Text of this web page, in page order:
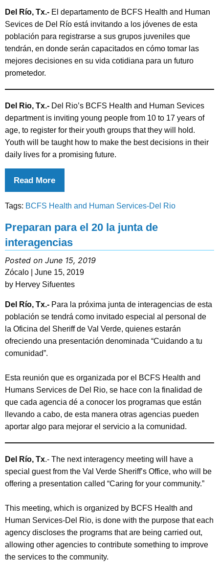
Del Río, Tx.- El departamento de BCFS Health and Human
Sevices de Del Río está invitando a los jóvenes de esta
población para registrarse a sus grupos juveniles que
tendrán, en donde serán capacitados en cómo tomar las
mejores decisiones en su vida cotidiana para un futuro
prometedor.
Del Rio, Tx.- Del Rio’s BCFS Health and Human Sevices
department is inviting young people from 10 to 17 years of
age, to register for their youth groups that they will hold.
Youth will be taught how to make the best decisions in their
daily lives for a promising future.
Read More
Tags: BCFS Health and Human Services-Del Rio
Preparan para el 20 la junta de
interagencias
Posted on June 15, 2019
Zócalo | June 15, 2019
by Hervey Sifuentes
Del Río, Tx.- Para la próxima junta de interagencias de esta
población se tendrá como invitado especial al personal de
la Oficina del Sheriff de Val Verde, quienes estarán
ofreciendo una presentación denominada “Cuidando a tu
comunidad”.
Esta reunión que es organizada por el BCFS Health and
Humans Services de Del Rio, se hace con la finalidad de
que cada agencia dé a conocer los programas que están
llevando a cabo, de esta manera otras agencias pueden
aportar algo para mejorar el servicio a la comunidad.
Del Río, Tx.- The next interagency meeting will have a
special guest from the Val Verde Sheriff’s Office, who will be
offering a presentation called “Caring for your community.”
This meeting, which is organized by BCFS Health and
Human Services-Del Rio, is done with the purpose that each
agency discloses the programs that are being carried out,
allowing other agencies to contribute something to improve
the services to the community.